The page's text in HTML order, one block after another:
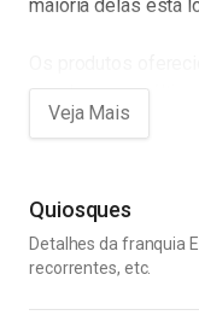
maioria delas está
com base nas
que os
empresa, sendo
rigorosos testes de
lojas.
Quiosques
Detalhes da franquia
recorrentes, etc.